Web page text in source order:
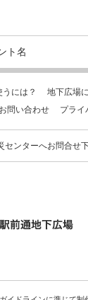
ト名
うには？ 地下広場
問い合わせ プライ
ンターへお問合せ